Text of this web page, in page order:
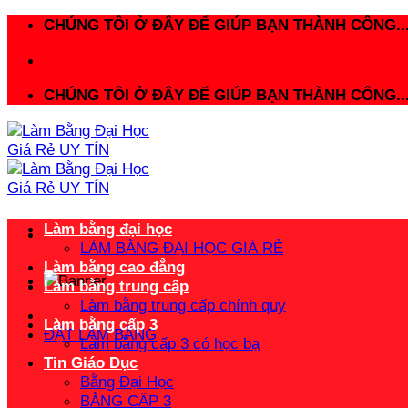
CHÚNG TÔI Ở ĐÂY ĐỂ GIÚP BẠN THÀNH
CHÚNG TÔI Ở ĐÂY ĐỂ GIÚP BẠN THÀNH
ĐẶT LÀM BẰNG
Làm bằng đại học
LÀM BẰNG ĐẠI HỌC GIÁ RẺ
Làm bằng cao đẳng
Làm bằng trung cấp
Làm bằng trung cấp chính quy
Làm bằng cấp 3
Làm bằng cấp 3 có học bạ
Tin Giáo Dục
Bằng Đại Học
BẰNG CẤP 3